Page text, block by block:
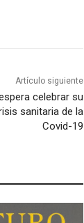
Artículo siguiente
celebrar su
sanitaria de la
Covid-19